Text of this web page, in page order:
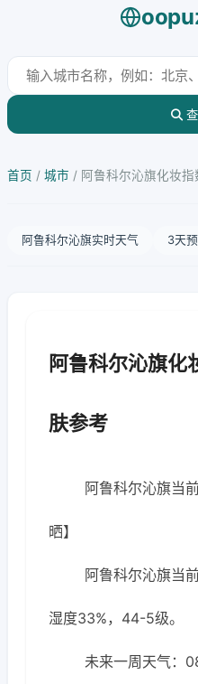
查
首页 / 城市 / 阿鲁科尔沁旗化妆
阿鲁科尔沁旗实时天气 3天
阿鲁科尔沁旗化
肤参考
阿鲁科尔沁旗当
晒】
阿鲁科尔沁旗当
湿度33%，44-5级。
未来一周天气：